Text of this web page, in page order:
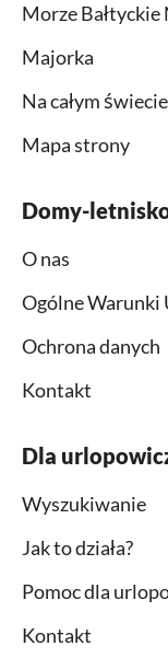
Morze Bałtyckie
Majorka
Na całym świecie
Mapa strony
Domy-
O nas
Ogólne Warunki
Ochrona danych
Kontakt
Dla
Wyszukiwanie
Jak to działa?
Pomoc dla
Kontakt